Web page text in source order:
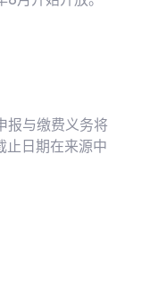
报与缴费义务将
日期在来源中